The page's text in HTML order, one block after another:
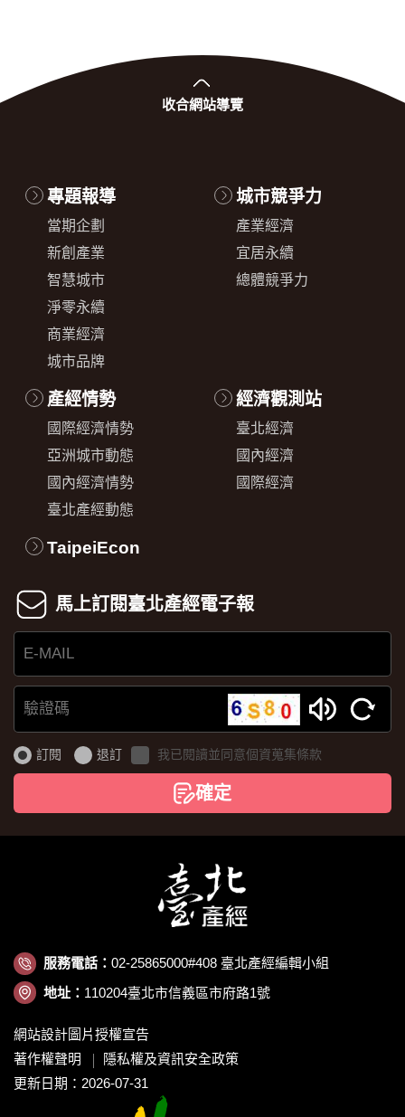
收合網站導覽
專題報導
當期企劃
新創產業
智慧城市
淨零永續
商業經濟
城市品牌
城市競爭力
產業經濟
宜居永續
總體競爭力
產經情勢
國際經濟情勢
亞洲城市動態
國內經濟情勢
臺北產經動態
經濟觀測站
臺北經濟
國內經濟
國際經濟
TaipeiEcon
馬上訂閱臺北產經電子報
E-
MAIL
證
碼
訂閱 退訂 我已閱讀並同意個資蒐集條款
確定
服務電話： 02-25865000#408 臺北產經編輯小組
地址： 110204臺北市信義區市府路1號
網站設計圖片授權宣告
著作權聲明
隱私權及資訊安全政策
更新日期：2026-07-31